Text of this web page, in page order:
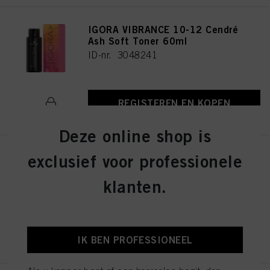
IGORA VIBRANCE 10-12 Cendré
Ash Soft Toner 60ml
ID-nr. 3048241
REGISTEREN EN KOPEN
IGORA VIBRANCE 4-13 Medium
Brown Cendré Matte 60ml
ID-nr. 3048290
Deze online shop is
exclusief voor professionele
klanten.
IK BEN PROFESSIONEEL